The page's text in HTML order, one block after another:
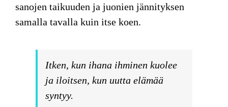
sanojen taikuuden ja juonien jännityksen
samalla tavalla kuin itse koen.
Itken, kun ihana ihminen kuolee
ja iloitsen, kun uutta elämää
syntyy.